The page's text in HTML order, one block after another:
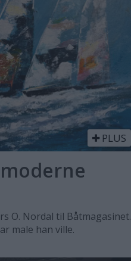
PLUS
O. Nordal til Båtmagasinet.
male han ville.